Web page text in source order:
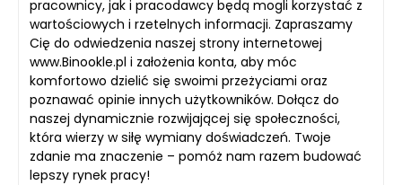
pracownicy, jak i pracodawcy będą mogli korzystać z
wartościowych i rzetelnych informacji. Zapraszamy
Cię do odwiedzenia naszej strony internetowej
www.Binookle.pl i założenia konta, aby móc
komfortowo dzielić się swoimi przeżyciami oraz
poznawać opinie innych użytkowników. Dołącz do
naszej dynamicznie rozwijającej się społeczności,
która wierzy w siłę wymiany doświadczeń. Twoje
zdanie ma znaczenie – pomóż nam razem budować
lepszy rynek pracy!